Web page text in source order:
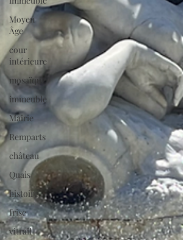
Moyen
Âge
cour
intérieure
mosaïque
immeuble
Mairie
Remparts
château
Quais
histoire
frise
vitrail